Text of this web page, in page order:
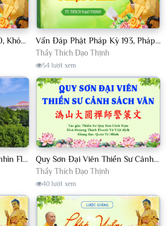
Vấn Đáp Phật Pháp Kỳ 190, Khóa Tu Sinh Viên Con Kể Bụt Nghe Tháng 05, 2023 TT. Thích Đạo Thịnh - CKN Vấn Đáp Phật Pháp Kỳ 193, Pháp Hội TPTTHN Tháng 04/2023 TT. Thích Đạo Thịnh - CKN
Thầy Thích Đạo Thịnh
54 lượt xem
Chùa Khai Nguyên từ góc nhìn Flycam Quy Sơn Đại Viên Thiền Sư Cảnh Sách Văn - HT Thích Thanh Từ Việt dịch
Thầy Thích Đạo Thịnh
40 lượt xem